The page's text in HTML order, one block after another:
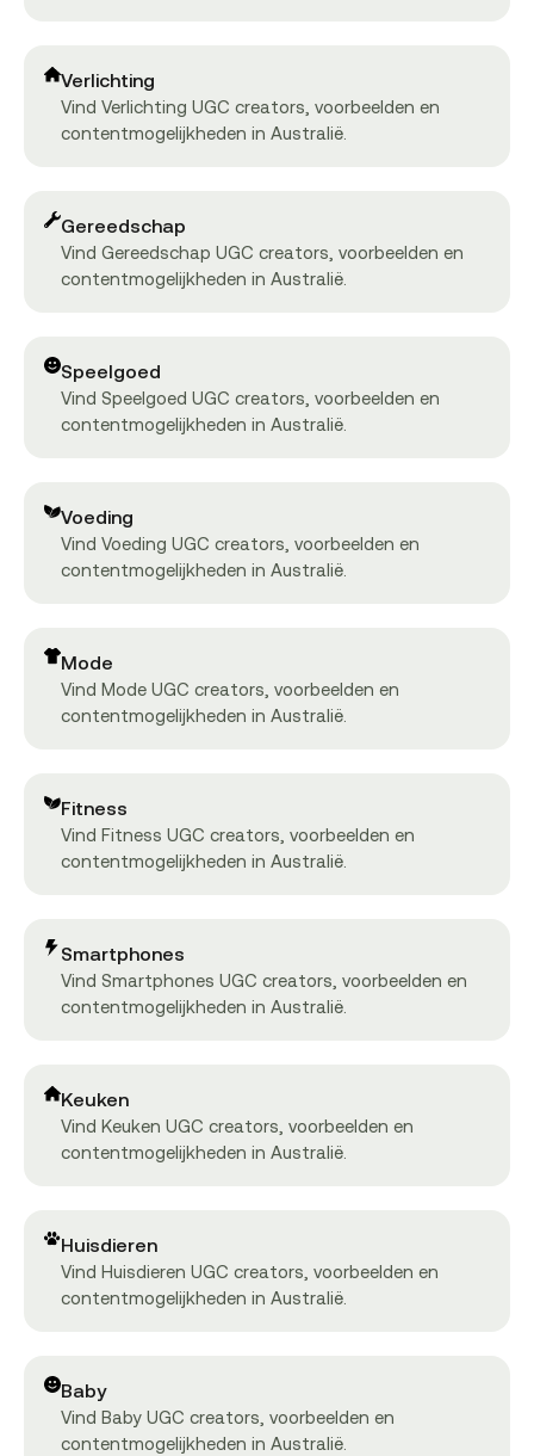
Verlichting
Vind Verlichting UGC creators, voorbeelden en
contentmogelijkheden in Australië.
Gereedschap
Vind Gereedschap UGC creators, voorbeelden en
contentmogelijkheden in Australië.
Speelgoed
Vind Speelgoed UGC creators, voorbeelden en
contentmogelijkheden in Australië.
Voeding
Vind Voeding UGC creators, voorbeelden en
contentmogelijkheden in Australië.
Mode
Vind Mode UGC creators, voorbeelden en
contentmogelijkheden in Australië.
Fitness
Vind Fitness UGC creators, voorbeelden en
contentmogelijkheden in Australië.
Smartphones
Vind Smartphones UGC creators, voorbeelden en
contentmogelijkheden in Australië.
Keuken
Vind Keuken UGC creators, voorbeelden en
contentmogelijkheden in Australië.
Huisdieren
Vind Huisdieren UGC creators, voorbeelden en
contentmogelijkheden in Australië.
Baby
Vind Baby UGC creators, voorbeelden en
contentmogelijkheden in Australië.